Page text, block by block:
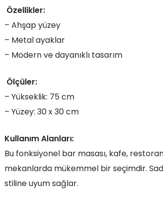
adet
Özellikler:
– Ahşap yüzey
– Metal ayaklar
– Modern ve dayanıklı tasarım
Ölçüler:
– Yükseklik: 75 cm
– Yüzey: 30 x 30 cm
Kullanım Alanları:
Bu fonksiyonel bar masası, kafe,
mekanlarda mükemmel bir seçimdir.
stiline uyum sağlar.